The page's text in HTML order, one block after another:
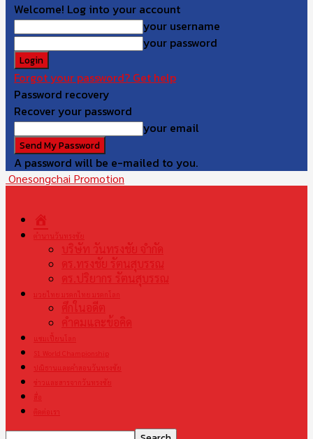
Welcome! Log into your account
your username
your password
Forgot your password? Get help
Password recovery
Recover your password
your email
A password will be e-mailed to you.
Onesongchai Promotion
ตำนานวันทรงชัย
บริษัท วันทรงชัย จำกัด
ดร.ทรงชัย รัตนสุบรรณ
ดร.ปริยากร รัตนสุบรรณ
มวยไทย มรดกไทย มรดกโลก
ศึกในอดีต
คำคมและข้อคิด
แชมเปี้ยนโลก
S1 World Championship
ปณิธานและคำสอนวันทรงชัย
ข่าวและสารจากวันทรงชัย
สื่อ
ติดต่อเรา